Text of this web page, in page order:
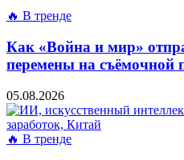
🔥 В тренде
Как «Война и мир»
перемены на съёмочной
05.08.2026
🔥 В тренде